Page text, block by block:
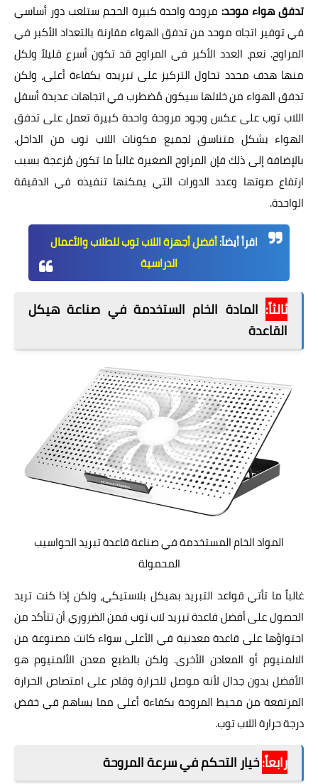
تدفق هواء موحد: مروحة واحدة كبيرة الحجم ستلعب دور أساسي
في توفير اتجاه موحد من تدفق الهواء مقارنة بالتعداد الأكبر في
المراوح. نعم، العدد الأكبر في المراوح قد تكون أسرع قليلاً ولكل
منها هدف محدد تحاول التركيز على تبريده بكفاءة أعلى، ولكن
تدفق الهواء من خلالها سيكون مُضطرب في اتجاهات عديدة أسفل
اللاب توب على عكس وجود مروحة واحدة كبيرة تعمل على تدفق
الهواء بشكل متناسق لجميع مكونات اللاب توب من الداخل.
بالإضافة إلى ذلك فإن المراوح الصغيرة غالباً ما تكون مُزعجة بسبب
ارتفاع صوتها وعدد الدورات التي يمكنها تنفيذه في الدقيقة
الواحدة.
اقرأ أيضاً:أفضل أجهزة اللاب توب للطلاب والأعمال
الدراسية
ثالثاً: المادة الخام الستخدمة في صناعة هيكل
القاعدة
المواد الخام المستخدمة في صناعة قاعدة تبريد الحواسيب
المحمولة
غالباً ما تأتي قواعد التبريد بهيكل بلاستيكي، ولكن إذا كنت تريد
الحصول على أفضل قاعدة تبريد لاب توب فمن الضروري أن تتأكد من
احتواؤها على قاعدة معدنية في الأعلى سواء كانت مصنوعة من
الالمنيوم أو المعادن الأخرى. ولكن بالطبع معدن الألمنيوم هو
الأفضل بدون جدال لأنه موصل للحرارة وقادر على امتصاص الحرارة
المرتفعة من محيط المروحة بكفاءة أعلى مما يساهم في خفض
درجة حرارة اللاب توب.
رابعاً:خيار التحكم في سرعة المروحة